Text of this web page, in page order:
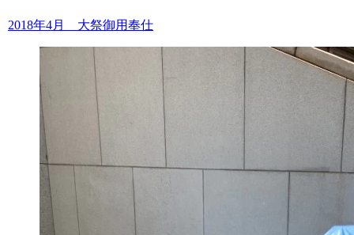
2018年4月 大祭御用奉仕